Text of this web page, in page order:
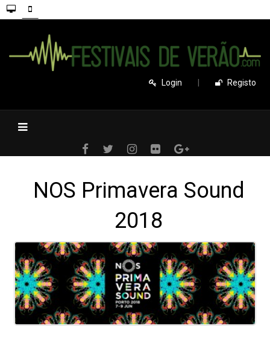
Login Registo
NOS Primavera Sound
2018